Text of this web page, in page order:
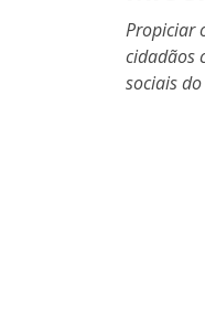
Propiciar
cidadãos
sociais